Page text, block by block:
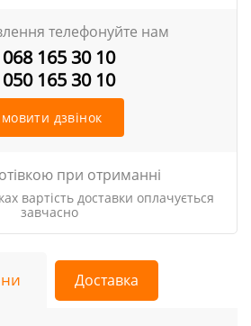
телефонуйте нам
068 165 30 10
050 165 30 10
дзвінок
при отриманні
вартість доставки оплачується
завчасно
Доставка